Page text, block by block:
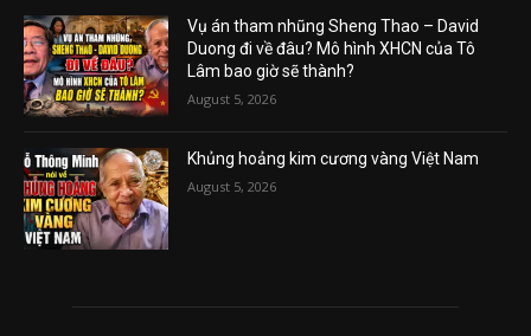
Vụ án tham nhũng Sheng Thao – David
Duong đi về đâu? Mô hình XHCN của Tô
Lâm bao giờ sẽ thành?
August 5, 2026
Khủng hoảng kim cương vàng Việt Nam
August 5, 2026